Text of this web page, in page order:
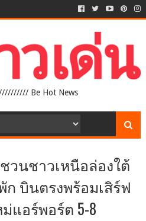
Be Hot News
วนชาวเหนือล่องใต้
บินตรงพร้อมเสิร์ฟ
แอร์พอร์ต 5-8